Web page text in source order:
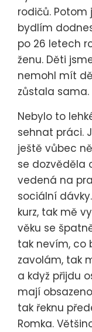
rodičů. Potom
bydlím
po 26 letech
ženu. Děti
nemohl mít
zůstala sama.
Nebylo to
sehnat práci.
ještě vůbec
se dozvěděla
vedená na
sociální
kurz, tak mě
věku se
tak nevím, co
zavolám, tak
a když přijdu
mají
tak řeknu
Romka.